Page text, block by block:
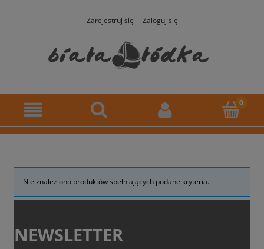
Zarejestruj się Zaloguj się
Nie znaleziono produktów spełniających podane kryteria.
NEWSLETTER